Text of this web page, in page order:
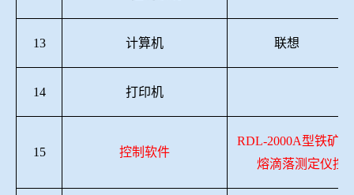
13 计算机 联想
14 打印机
15 控制软件
RDL-2000A型铁矿
熔滴落测定仪控